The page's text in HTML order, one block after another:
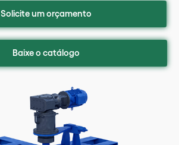
Solicite um orçamento
Baixe o catálogo